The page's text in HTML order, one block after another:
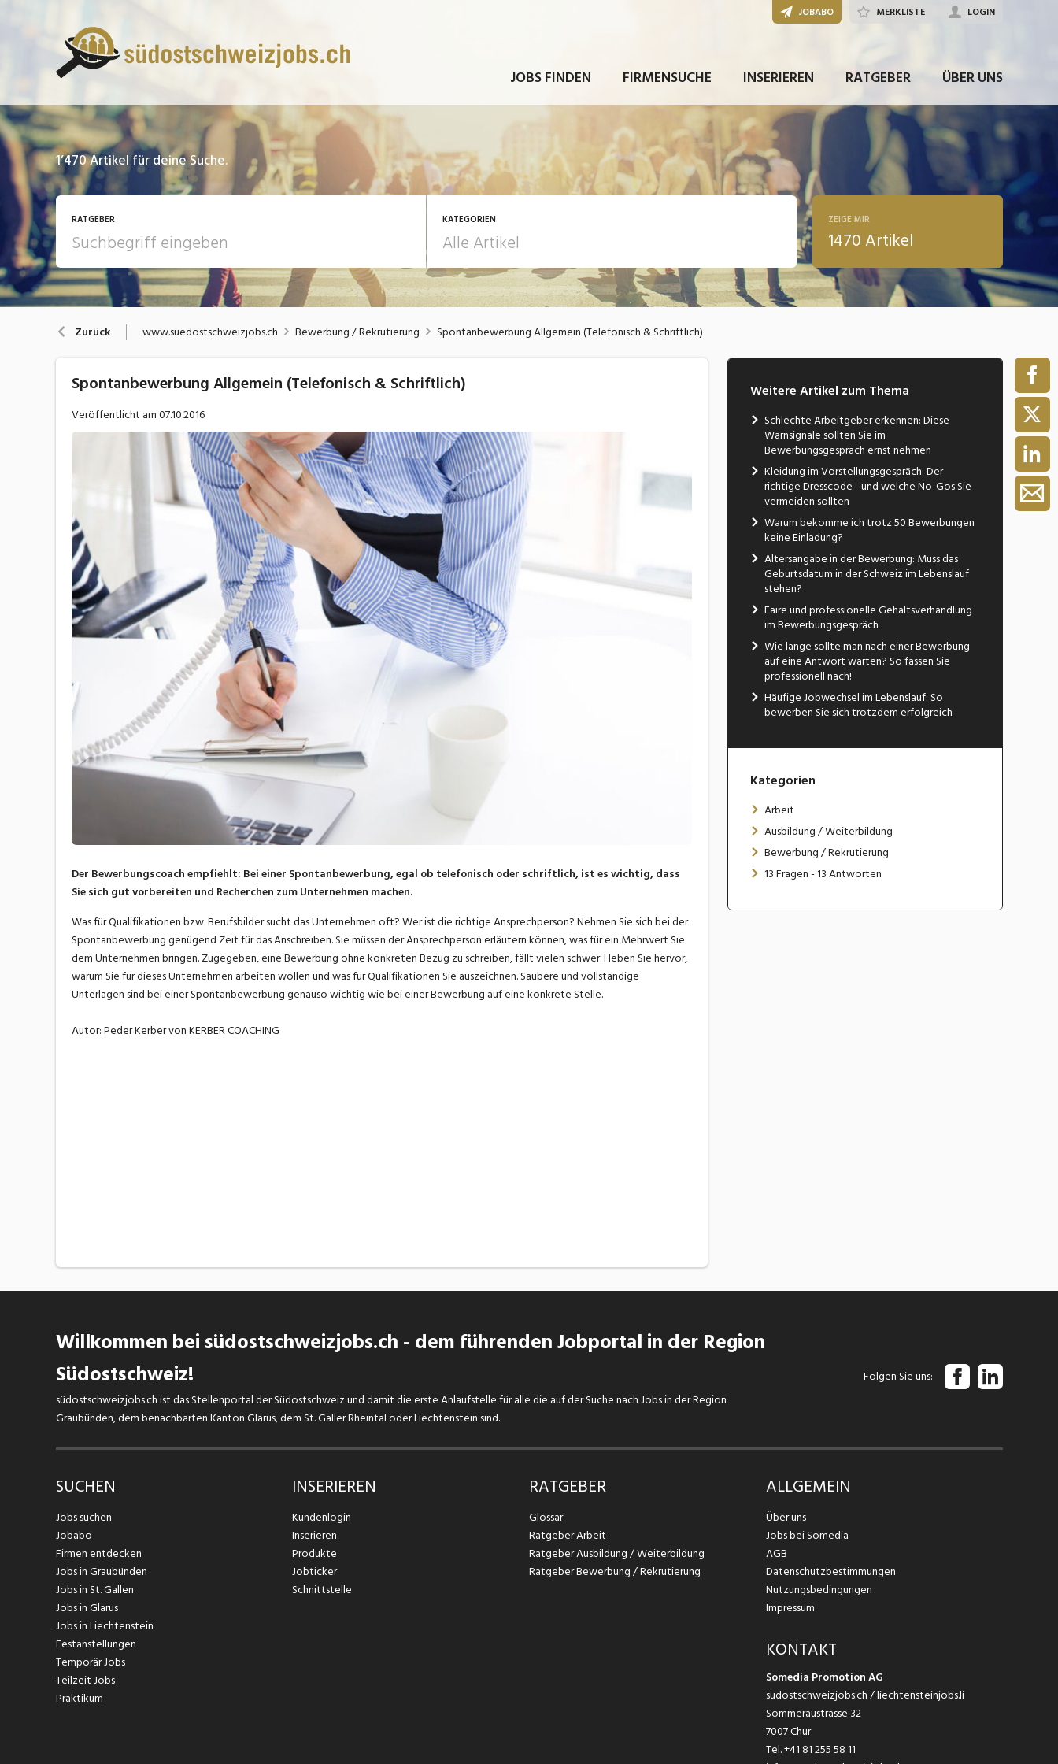
JOBS FINDEN FIRMENSUCHE INSERIEREN RATGEBER ÜBER UNS
JOBABO MERKLISTE LOGIN
1’470Artikel für deine Suche.
RATGEBER KATEGORIEN
13 Fragen - 13 Antworten Arbeit
Ausbildung / Weiterbildung
Bewerbung / Rekrutierung
ZEIGE MIR
1470 Artikel
Zurück www.suedostschweizjobs.ch Bewerbung / Rekrutierung Spontanbewerbung Allgemein (Telefonisch & Schriftlich)
Spontanbewerbung Allgemein (Telefonisch & Schriftlich)
Veröffentlicht am07.10.2016
Der Bewerbungscoach empfiehlt: Bei einer Spontanbewerbung, egal ob telefonisch oder schriftlich, ist es wichtig, dass
Sie sich gut vorbereiten und Recherchen zum Unternehmen machen.
Was für Qualifikationen bzw. Berufsbilder sucht das Unternehmen oft? Wer ist die richtige Ansprechperson? Nehmen Sie sich bei der
Spontanbewerbung genügend Zeit für das Anschreiben. Sie müssen der Ansprechperson erläutern können, was für ein Mehrwert Sie
dem Unternehmen bringen. Zugegeben, eine Bewerbung ohne konkreten Bezug zu schreiben, fällt vielen schwer. Heben Sie hervor,
warum Sie für dieses Unternehmen arbeiten wollen und was für Qualifikationen Sie auszeichnen. Saubere und vollständige
Unterlagen sind bei einer Spontanbewerbung genauso wichtig wie bei einer Bewerbung auf eine konkrete Stelle.
Autor: Peder Kerber von KERBER COACHING
Weitere Artikel zum Thema
Schlechte Arbeitgeber erkennen: Diese
Warnsignale sollten Sie im
Bewerbungsgespräch ernst nehmen
Kleidung im Vorstellungsgespräch: Der
richtige Dresscode - und welche No-Gos Sie
vermeiden sollten
Warum bekomme ich trotz 50 Bewerbungen
keine Einladung?
Altersangabe in der Bewerbung: Muss das
Geburtsdatum in der Schweiz im Lebenslauf
stehen?
Faire und professionelle Gehaltsverhandlung
im Bewerbungsgespräch
Wie lange sollte man nach einer Bewerbung
auf eine Antwort warten? So fassen Sie
professionell nach!
Häufige Jobwechsel im Lebenslauf: So
bewerben Sie sich trotzdem erfolgreich
Kategorien
Arbeit
Ausbildung / Weiterbildung
Bewerbung / Rekrutierung
13 Fragen - 13 Antworten
Willkommen bei südostschweizjobs.ch - dem führenden Jobportal in der Region
Südostschweiz!
südostschweizjobs.ch ist das Stellenportal der Südostschweiz und damit die erste Anlaufstelle für alle die auf der Suche nach Jobs in der Region
Graubünden, dem benachbarten Kanton Glarus, dem St. Galler Rheintal oder Liechtenstein sind.
Folgen Sie uns
SUCHEN
Jobs suchen
Jobabo
Firmen entdecken
Jobs in Graubünden
Jobs in St. Gallen
Jobs in Glarus
Jobs in Liechtenstein
Festanstellungen
Temporär Jobs
Teilzeit Jobs
Praktikum
INSERIEREN
Kundenlogin
Inserieren
Produkte
Jobticker
Schnittstelle
RATGEBER
Glossar
Ratgeber Arbeit
Ratgeber Ausbildung / Weiterbildung
Ratgeber Bewerbung / Rekrutierung
ALLGEMEIN
Über uns
Jobs bei Somedia
AGB
Datenschutzbestimmungen
Nutzungsbedingungen
Impressum
KONTAKT
Somedia Promotion AG
südostschweizjobs.ch / liechtensteinjobs.li
Sommeraustrasse 32
7007 Chur
Tel.+41 81 255 58 11